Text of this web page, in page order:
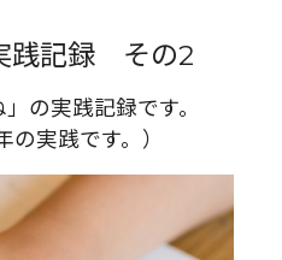
践記録 その2
の実践記録です。
の実践です。）